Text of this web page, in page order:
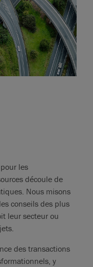
les
découle de
Nous misons
conseils des plus
leur secteur ou
des transactions
y